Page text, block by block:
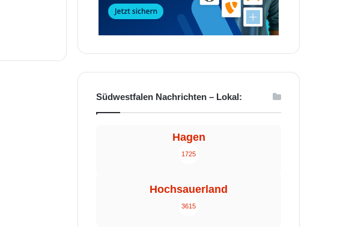
Südwestfalen Nachrichten – Lokal:
Hagen
1725
Hochsauerland
3615